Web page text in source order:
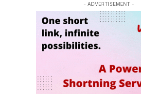
- ADVERTISEMENT -